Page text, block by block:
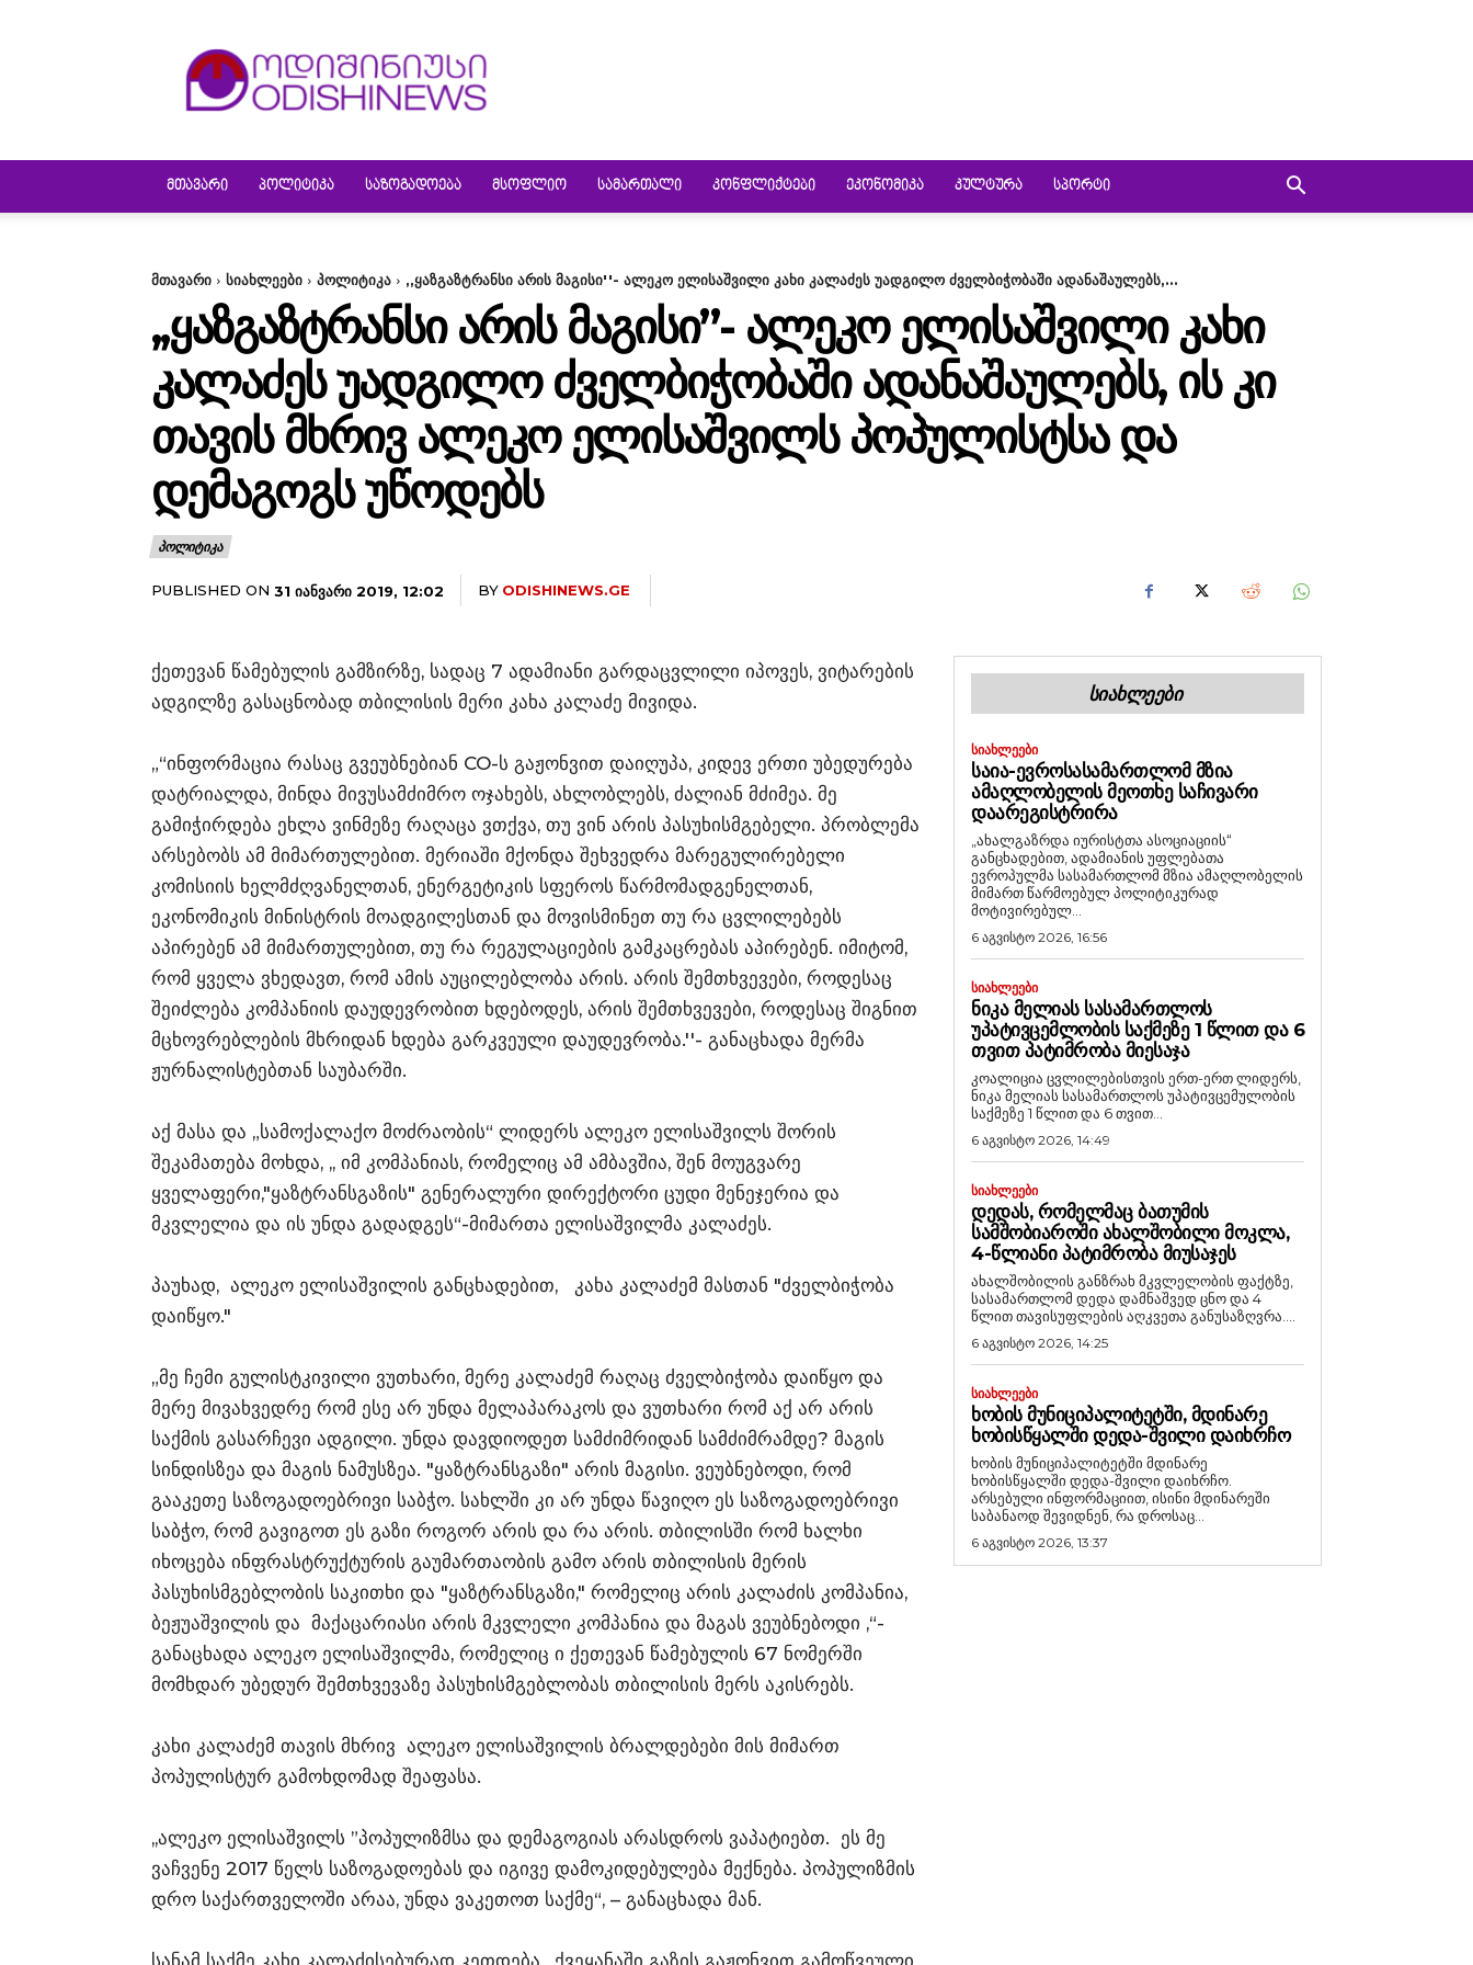
ᲛᲗᲐᲕᲐᲠᲘ ᲞᲝᲚᲘᲢᲘᲙᲐ ᲡᲐᲖᲝᲒᲐᲓᲝᲔᲑᲐ ᲛᲡᲝᲤᲚᲘᲝ ᲡᲐᲛᲐᲠᲗᲐᲚᲘ ᲙᲝᲜᲤᲚᲘᲥᲢᲔᲑᲘ ᲔᲙᲝᲜᲝᲛᲘᲙᲐ ᲙᲣᲚᲢᲣᲠᲐ ᲡᲞᲝᲠᲢᲘ
მთავარი სიახლეები პოლიტიკა ,,ყაზგაზტრანსი არის მაგისი''- ალეკო ელისაშვილი კახი კალაძეს უადგილო ძველბიჭობაში ადანაშაულებს,...
,,ᲧᲐᲖᲒᲐᲖᲢᲠᲐᲜᲡᲘ ᲐᲠᲘᲡ ᲛᲐᲒᲘᲡᲘ”- ᲐᲚᲔᲙᲝ ᲔᲚᲘᲡᲐᲨᲕᲘᲚᲘ ᲙᲐᲮᲘ
ᲙᲐᲚᲐᲫᲔᲡ ᲣᲐᲓᲒᲘᲚᲝ ᲫᲕᲔᲚᲑᲘᲭᲝᲑᲐᲨᲘ ᲐᲓᲐᲜᲐᲨᲐᲣᲚᲔᲑᲡ, ᲘᲡ ᲙᲘ
ᲗᲐᲕᲘᲡ ᲛᲮᲠᲘᲕ ᲐᲚᲔᲙᲝ ᲔᲚᲘᲡᲐᲨᲕᲘᲚᲡ ᲞᲝᲞᲣᲚᲘᲡᲢᲡᲐ ᲓᲐ
ᲓᲔᲛᲐᲒᲝᲒᲡ ᲣᲬᲝᲓᲔᲑᲡ
ᲞᲝᲚᲘᲢᲘᲙᲐ
PUBLISHED ON 31 ᲘᲐᲜᲕᲐᲠᲘ 2019, 12:02 BY ODISHINEWS.GE
ქეთევან წამებულის გამზირზე, სადაც 7 ადამიანი გარდაცვლილი იპოვეს, ვიტარების
ადგილზე გასაცნობად თბილისის მერი კახა კალაძე მივიდა.
„“ინფორმაცია რასაც გვეუბნებიან CO-ს გაჟონვით დაიღუპა, კიდევ ერთი უბედურება
დატრიალდა, მინდა მივუსამძიმრო ოჯახებს, ახლობლებს, ძალიან მძიმეა. მე
გამიჭირდება ეხლა ვინმეზე რაღაცა ვთქვა, თუ ვინ არის პასუხისმგებელი. პრობლემა
არსებობს ამ მიმართულებით. მერიაში მქონდა შეხვედრა მარეგულირებელი
კომისიის ხელმძღვანელთან, ენერგეტიკის სფეროს წარმომადგენელთან,
ეკონომიკის მინისტრის მოადგილესთან და მოვისმინეთ თუ რა ცვლილებებს
აპირებენ ამ მიმართულებით, თუ რა რეგულაციების გამკაცრებას აპირებენ. იმიტომ,
რომ ყველა ვხედავთ, რომ ამის აუცილებლობა არის. არის შემთხვევები, როდესაც
შეიძლება კომპანიის დაუდევრობით ხდებოდეს, არის შემთხვევები, როდესაც შიგნით
მცხოვრებლების მხრიდან ხდება გარკვეული დაუდევრობა.''- განაცხადა მერმა
ჟურნალისტებთან საუბარში.
აქ მასა და „სამოქალაქო მოძრაობის“ ლიდერს ალეკო ელისაშვილს შორის
შეკამათება მოხდა, ,, იმ კომპანიას, რომელიც ამ ამბავშია, შენ მოუგვარე
ყველაფერი,"ყაზტრანსგაზის" გენერალური დირექტორი ცუდი მენეჯერია და
მკვლელია და ის უნდა გადადგეს“-მიმართა ელისაშვილმა კალაძეს.
პაუხად, ალეკო ელისაშვილის განცხადებით, კახა კალაძემ მასთან "ძველბიჭობა
დაიწყო."
„მე ჩემი გულისტკივილი ვუთხარი, მერე კალაძემ რაღაც ძველბიჭობა დაიწყო და
მერე მივახვედრე რომ ესე არ უნდა მელაპარაკოს და ვუთხარი რომ აქ არ არის
საქმის გასარჩევი ადგილი. უნდა დავდიოდეთ სამძიმრიდან სამძიმრამდე? მაგის
სინდისზეა და მაგის ნამუსზეა. "ყაზტრანსგაზი" არის მაგისი. ვეუბნებოდი, რომ
გააკეთე საზოგადოებრივი საბჭო. სახლში კი არ უნდა წავიღო ეს საზოგადოებრივი
საბჭო, რომ გავიგოთ ეს გაზი როგორ არის და რა არის. თბილისში რომ ხალხი
იხოცება ინფრასტრუქტურის გაუმართაობის გამო არის თბილისის მერის
პასუხისმგებლობის საკითხი და "ყაზტრანსგაზი," რომელიც არის კალაძის კომპანია,
ბეჟუაშვილის და მაქაცარიასი არის მკვლელი კომპანია და მაგას ვეუბნებოდი ,“-
განაცხადა ალეკო ელისაშვილმა, რომელიც ი ქეთევან წამებულის 67 ნომერში
მომხდარ უბედურ შემთხვევაზე პასუხისმგებლობას თბილისის მერს აკისრებს.
კახი კალაძემ თავის მხრივ ალეკო ელისაშვილის ბრალდებები მის მიმართ
პოპულისტურ გამოხდომად შეაფასა.
,,ალეკო ელისაშვილს ”პოპულიზმსა და დემაგოგიას არასდროს ვაპატიებთ. ეს მე
ვაჩვენე 2017 წელს საზოგადოებას და იგივე დამოკიდებულება მექნება. პოპულიზმის
დრო საქართველოში არაა, უნდა ვაკეთოთ საქმე“, – განაცხადა მან.
სანამ საქმე კახი კალაძისებურად კეთდება, ქვეყანაში გაზის გაჟონვით გამოწვეული
ᲡᲘᲐᲮᲚᲔᲔᲑᲘ
ᲡᲘᲐᲮᲚᲔᲔᲑᲘ
ᲡᲐᲘᲐ-ᲔᲕᲠᲝᲡᲐᲡᲐᲛᲐᲠᲗᲚᲝᲛ ᲛᲖᲘᲐ
ᲐᲛᲐᲦᲚᲝᲑᲔᲚᲘᲡ ᲛᲔᲝᲗᲮᲔ ᲡᲐᲩᲘᲕᲐᲠᲘ
ᲓᲐᲐᲠᲔᲒᲘᲡᲢᲠᲘᲠᲐ
„ახალგაზრდა იურისტთა ასოციაციის“
განცხადებით, ადამიანის უფლებათა
ევროპულმა სასამართლომ მზია ამაღლობელის
მიმართ წარმოებულ პოლიტიკურად
მოტივირებულ...
6 აგვისტო 2026, 16:56
ᲡᲘᲐᲮᲚᲔᲔᲑᲘ
ᲜᲘᲙᲐ ᲛᲔᲚᲘᲐᲡ ᲡᲐᲡᲐᲛᲐᲠᲗᲚᲝᲡ
ᲣᲞᲐᲢᲘᲕᲪᲔᲛᲚᲝᲑᲘᲡ ᲡᲐᲥᲛᲔᲖᲔ 1 ᲬᲚᲘᲗ ᲓᲐ 6
ᲗᲕᲘᲗ ᲞᲐᲢᲘᲛᲠᲝᲑᲐ ᲛᲘᲔᲡᲐᲯᲐ
კოალიცია ცვლილებისთვის ერთ-ერთ ლიდერს,
ნიკა მელიას სასამართლოს უპატივცემულობის
საქმეზე 1 წლით და 6 თვით...
6 აგვისტო 2026, 14:49
ᲡᲘᲐᲮᲚᲔᲔᲑᲘ
ᲓᲔᲓᲐᲡ, ᲠᲝᲛᲔᲚᲛᲐᲪ ᲑᲐᲗᲣᲛᲘᲡ
ᲡᲐᲛᲨᲝᲑᲘᲐᲠᲝᲨᲘ ᲐᲮᲐᲚᲨᲝᲑᲘᲚᲘ ᲛᲝᲙᲚᲐ,
4-ᲬᲚᲘᲐᲜᲘ ᲞᲐᲢᲘᲛᲠᲝᲑᲐ ᲛᲘᲣᲡᲐᲯᲔᲡ
ახალშობილის განზრახ მკვლელობის ფაქტზე,
სასამართლომ დედა დამნაშვედ ცნო და 4
წლით თავისუფლების აღკვეთა განუსაზღვრა....
6 აგვისტო 2026, 14:25
ᲡᲘᲐᲮᲚᲔᲔᲑᲘ
ᲮᲝᲑᲘᲡ ᲛᲣᲜᲘᲪᲘᲞᲐᲚᲘᲢᲔᲢᲨᲘ, ᲛᲓᲘᲜᲐᲠᲔ
ᲮᲝᲑᲘᲡᲬᲧᲐᲚᲨᲘ ᲓᲔᲓᲐ-ᲨᲕᲘᲚᲘ ᲓᲐᲘᲮᲠᲩᲝ
ხობის მუნიციპალიტეტში მდინარე
ხობისწყალში დედა-შვილი დაიხრჩო.
არსებული ინფორმაციით, ისინი მდინარეში
საბანაოდ შევიდნენ, რა დროსაც...
6 აგვისტო 2026, 13:37